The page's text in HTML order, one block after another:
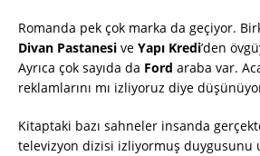
Romanda pek çok marka da geçiyor.
Divan Pastanesi ve Yapı Kredi’den
Ayrıca çok sayıda da Ford araba var.
reklamlarını mı izliyoruz diye
Kitaptaki bazı sahneler insanda
televizyon dizisi izliyormuş duygusunu